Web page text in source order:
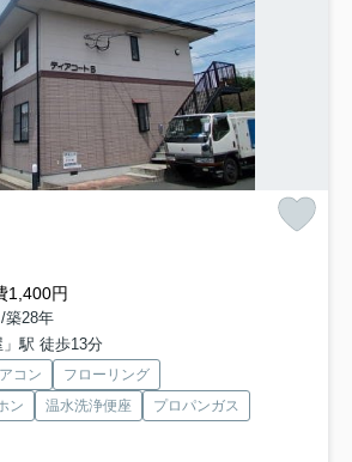
1,400円
築28年
駅 徒歩13分
コン
フローリング
ン
温水洗浄便座
プロパンガス